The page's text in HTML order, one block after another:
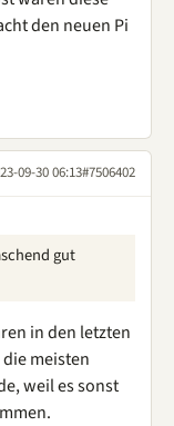
den neuen Pi
09-30 06:13#7506402
gut
in den letzten
meisten
weil es sonst